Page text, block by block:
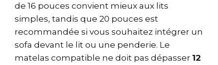
de 16 pouces convient mieux aux lits
simples, tandis que 20 pouces est
recommandée si vous souhaitez intégrer un
sofa devant le lit ou une penderie. Le
matelas compatible ne doit pas dépasser 12